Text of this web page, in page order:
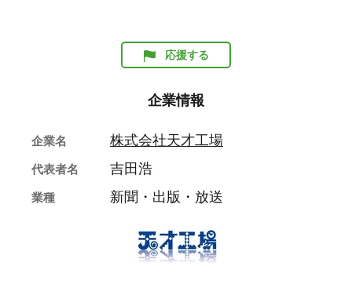
応援する
企業情報
企業名 株式会社天才工場
代表者名 吉田浩
業種 新聞・出版・放送